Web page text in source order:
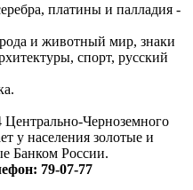
платины и палладия -
и животный мир, знаки
спорт, русский
Черноземного
у населения золотые и
Банком России.
79-07-77